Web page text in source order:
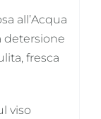
all’Acqua
detersione
fresca
viso